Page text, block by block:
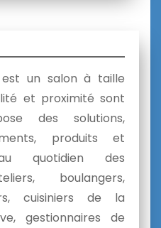
est un salon à taille
et proximité sont
des solutions,
produits et
quotidien des
boulangers,
cuisiniers de la
gestionnaires de